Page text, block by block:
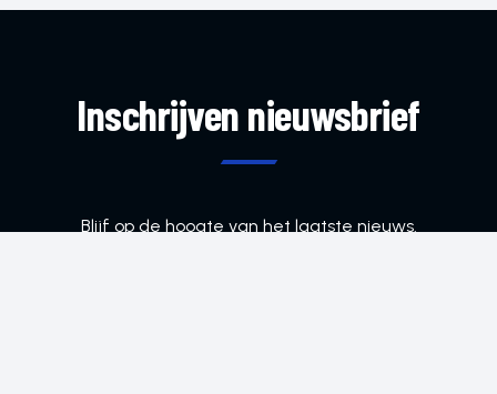
Inschrijven nieuwsbrief
Blijf op de hoogte van het laatste nieuws.